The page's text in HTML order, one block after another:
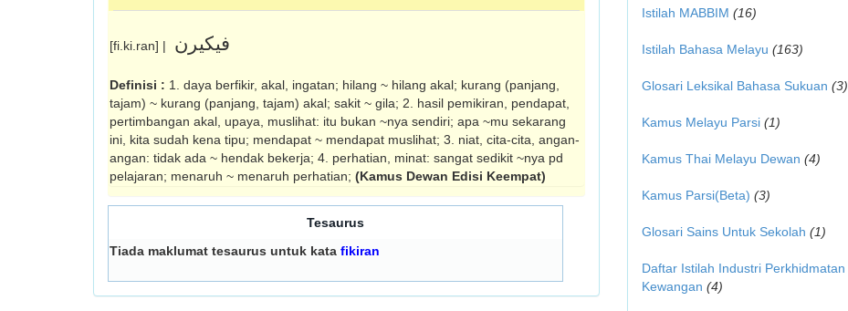
[fi.ki.ran] | فيکيرن
Definisi : 1. daya berfikir, akal, ingatan; hilang ~ hilang akal; kurang (panjang,
tajam) ~ kurang (panjang, tajam) akal; sakit ~ gila; 2. hasil pemikiran, pendapat,
pertimbangan akal, upaya, muslihat: itu bukan ~nya sendiri; apa ~mu sekarang
ini, kita sudah kena tipu; mendapat ~ mendapat muslihat; 3. niat, cita-cita, angan-
angan: tidak ada ~ hendak bekerja; 4. perhatian, minat: sangat sedikit ~nya pd
pelajaran; menaruh ~ menaruh perhatian; (Kamus Dewan Edisi Keempat)
Tesaurus
Tiada maklumat tesaurus untuk kata fikiran
Istilah MABBIM (16)
Istilah Bahasa Melayu (163)
Glosari Leksikal Bahasa Sukuan (3)
Kamus Melayu Parsi (1)
Kamus Thai Melayu Dewan (4)
Kamus Parsi(Beta) (3)
Glosari Sains Untuk Sekolah (1)
Daftar Istilah Industri Perkhidmatan
Kewangan (4)